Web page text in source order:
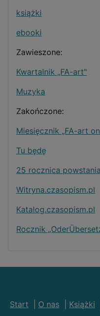
książki
ebooki
Zawieszone:
Kwartalnik „FA-art"
Muzyka
Zakończone:
Miesięcznik „FA-art
Tu będę
25 rocznica
Witryna.czasopism.pl
Katalog.czasopism.pl
Rocznik
Start O nas Książki